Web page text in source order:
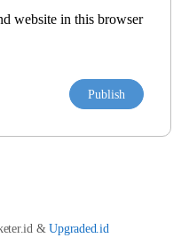
website in this browser
&Upgraded.id